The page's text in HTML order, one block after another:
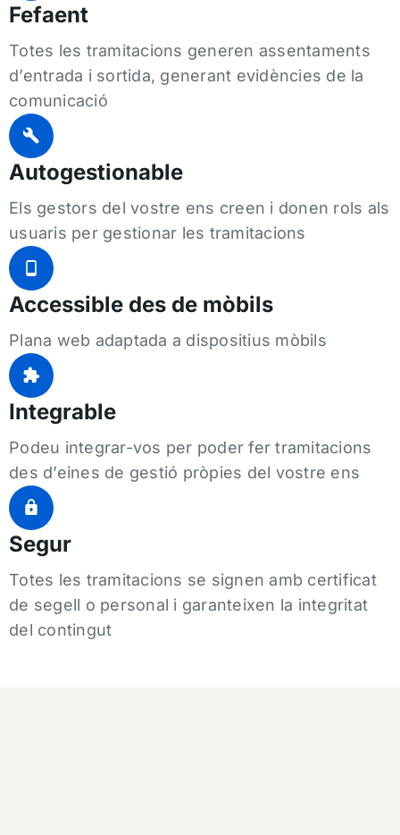
Fefaent
Totes les tramitacions generen assentaments
d’entrada i sortida, generant evidències de la
comunicació
Autogestionable
Els gestors del vostre ens creen i donen rols als
usuaris per gestionar les tramitacions
Accessible des de mòbils
Plana web adaptada a dispositius mòbils
Integrable
Podeu integrar-vos per poder fer tramitacions
des d’eines de gestió pròpies del vostre ens
Segur
Totes les tramitacions se signen amb certificat
de segell o personal i garanteixen la integritat
del contingut